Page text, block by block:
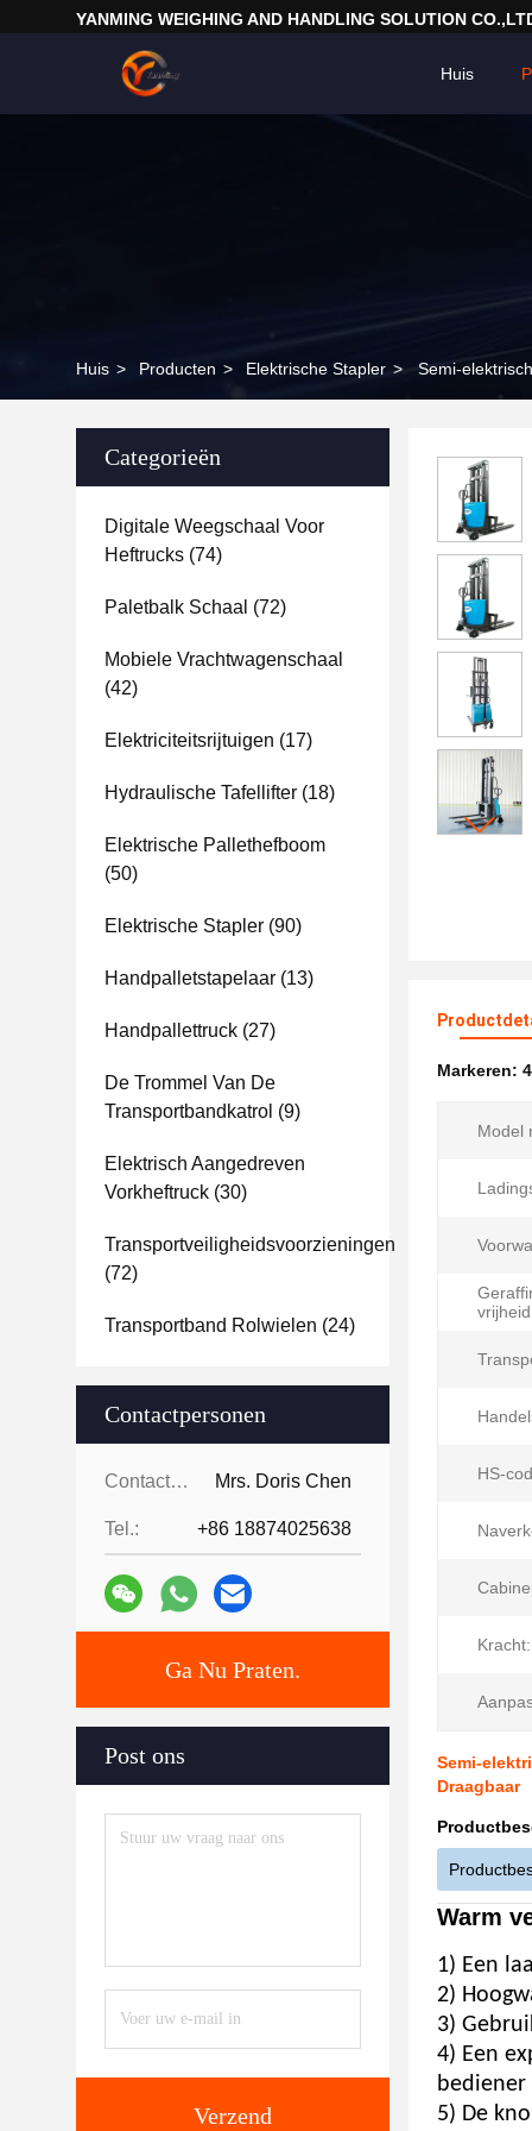
YANMING WEIGHING AND HANDLING SOLUTION
Huis
Huis > Producten > Elektrische Stapler > Semi-
Categorieën
Digitale Weegschaal Voor
Heftrucks (74)
Paletbalk Schaal (72)
Mobiele Vrachtwagenschaal
(42)
Elektriciteitsrijtuigen (17)
Hydraulische Tafellifter (18)
Elektrische Pallethefboom
(50)
Elektrische Stapler (90)
Handpalletstapelaar (13)
Handpallettruck (27)
De Trommel Van De
Transportbandkatrol (9)
Elektrisch Aangedreven
Vorkheftruck (30)
Transportveiligheidsvoorzieningen
(72)
Transportband Rolwielen (24)
Contactpersonen
Contactpersonen: Mrs. Doris Chen
Tel.: +86 18874025638
Ga Nu Praten.
Post ons
Verzend
Markeren:
Model
HS-
Kracht:
Semi-
Draagbaar
Warm
1) Een
2)
3)
4) Een
bediener
5) De